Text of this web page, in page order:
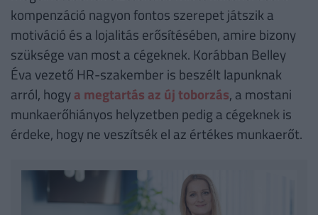
kompenzáció nagyon fontos szerepet játszik a
motiváció és a lojalitás erősítésében, amire bizony
szüksége van most a cégeknek. Korábban Belley
Éva vezető HR-szakember is beszélt lapunknak
arról, hogya megtartás az új toborzás, a mostani
munkaerőhiányos helyzetben pedig a cégeknek is
érdeke, hogy ne veszítsék el az értékes munkaerőt.